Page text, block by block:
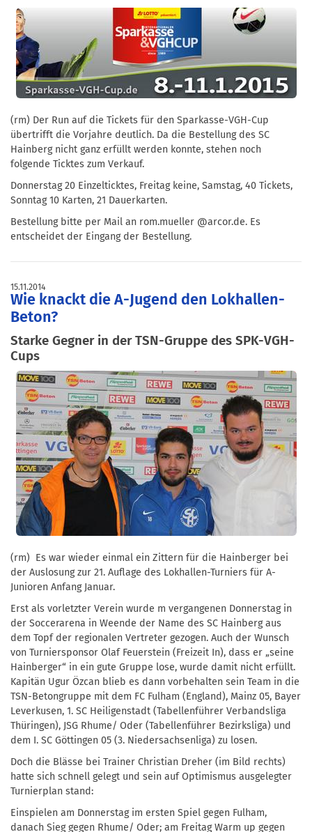
(rm) Der Run auf die Tickets für den Sparkasse-VGH-Cup
übertrifft die Vorjahre deutlich. Da die Bestellung des SC
Hainberg nicht ganz erfüllt werden konnte, stehen noch
folgende Ticktes zum Verkauf.
Donnerstag 20 Einzelticktes, Freitag keine, Samstag, 40 Tickets,
Sonntag 10 Karten, 21 Dauerkarten.
Bestellung bitte per Mail an rom.mueller @arcor.de. Es
entscheidet der Eingang der Bestellung.
15.11.2014
Wie knackt die A-Jugend den Lokhallen-
Beton?
Starke Gegner in der TSN-Gruppe des SPK-VGH-
Cups
(rm) Es war wieder einmal ein Zittern für die Hainberger bei
der Auslosung zur 21. Auflage des Lokhallen-Turniers für A-
Junioren Anfang Januar.
Erst als vorletzter Verein wurde m vergangenen Donnerstag in
der Soccerarena in Weende der Name des SC Hainberg aus
dem Topf der regionalen Vertreter gezogen. Auch der Wunsch
von Turniersponsor Olaf Feuerstein (Freizeit In), dass er „seine
Hainberger“ in ein gute Gruppe lose, wurde damit nicht erfüllt.
Kapitän Ugur Özcan blieb es dann vorbehalten sein Team in die
TSN-Betongruppe mit dem FC Fulham (England), Mainz 05, Bayer
Leverkusen, 1. SC Heiligenstadt (Tabellenführer Verbandsliga
Thüringen), JSG Rhume/ Oder (Tabellenführer Bezirksliga) und
dem I. SC Göttingen 05 (3. Niedersachsenliga) zu losen.
Doch die Blässe bei Trainer Christian Dreher (im Bild rechts)
hatte sich schnell gelegt und sein auf Optimismus ausgelegter
Turnierplan stand:
Einspielen am Donnerstag im ersten Spiel gegen Fulham,
danach Sieg gegen Rhume/ Oder; am Freitag Warm up gegen